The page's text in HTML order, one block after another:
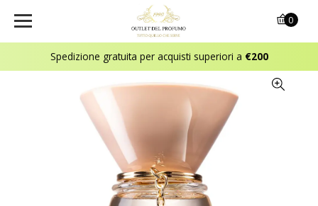
Spedizione gratuita per acquisti superiori a €200
0